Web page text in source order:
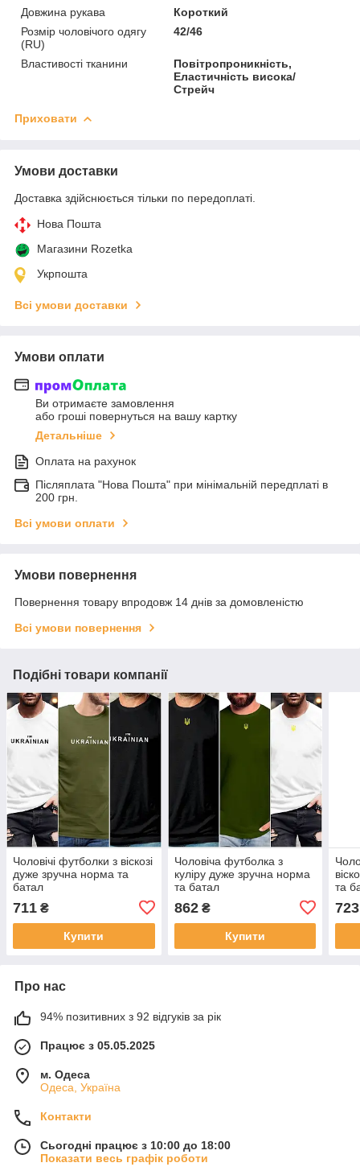
Довжина рукава
Короткий
Розмір чоловічого одягу
(RU)
42/46
Властивості тканини
Повітропроникність,
Еластичність висока/
Стрейч
Приховати
Умови доставки
Доставка здійснюється тільки по передоплаті.
Нова Пошта
Магазини Rozetka
Укрпошта
Всі умови доставки
Умови оплати
Ви отримаєте замовлення
або гроші повернуться на вашу картку
Детальніше
Оплата на рахунок
Післяплата "Нова Пошта" при мінімальній передплаті в
200 грн.
Всі умови оплати
Умови повернення
Повернення товару впродовж 14 днів за домовленістю
Всі умови повернення
Подібні товари компанії
Чоловічі футболки з віскозі
дуже зручна норма та
батал
711 ₴
Купити
Чоловіча футболка з
куліру дуже зручна норма
та батал
862₴
Купити
та
723
Про нас
94% позитивних з 92 відгуків за рік
Працює з 05.05.2025
м. Одеса
Одеса, Україна
Контакти
Сьогодні працює з 10:00 до 18:00
Показати весь графік роботи